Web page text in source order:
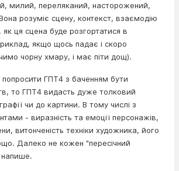
милий, переляканий, насторожений,
розуміє сцену, контекст, взаємодію
як ця сцена буде розгортатися в
якщо щось падає і скоро
чорну хмару, і має піти дощ).
ГПТ4 з баченням бути
то ГПТ4 видасть дуже толковий
чи до картини. В тому числі з
- виразність та емоції персонажів,
витонченість техніки художника, його
Далеко не кожен "пересічний
напише.